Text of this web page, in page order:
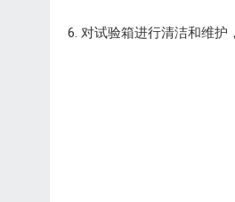
6. 对试验箱进行清洁和维护